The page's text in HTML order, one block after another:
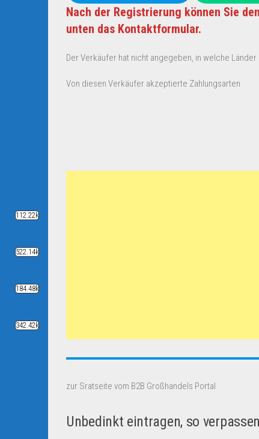
Nach der Registrierung können Sie
unten das Kontaktformular.
Der Verkäufer hat nicht angegeben, in welche
Von diesen Verkäufer akzeptierte Zahlungsarten
zur Sratseite vom B2B Großhandels Portal
Unbedinkt eintragen, so
112.22k
522.14k
184.48k
342.42k